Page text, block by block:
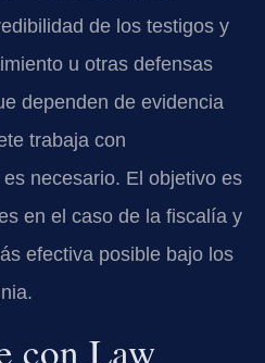
de los testigos y
u otras defensas
dependen de evidencia
trabaja con
necesario. El objetivo es
en el caso de la fiscalía y
efectiva posible bajo los
con Law